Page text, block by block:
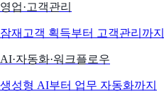
영업·고객관리
잠재고객 획득부터 고객관리까지
AI·자동화·워크플로우
생성형 AI부터 업무 자동화까지